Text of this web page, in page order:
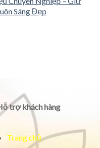
Sáng Đẹp
trợ khách hàng
Trang chủ